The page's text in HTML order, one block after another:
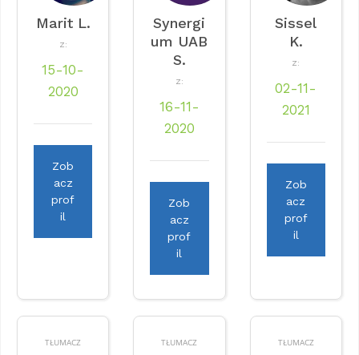
Marit L.
Z:
15-10-
2020
Zob
acz
prof
il
Synergi
um UAB
S.
Z:
16-11-
2020
Zob
acz
prof
il
Sissel
K.
Z:
02-11-
2021
Zob
acz
prof
il
TŁUMACZ
TŁUMACZ
TŁUMACZ